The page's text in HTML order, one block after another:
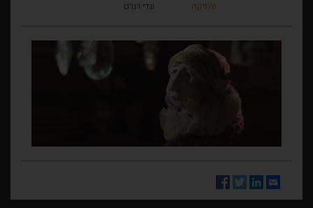
מוזיקה עדי רנרט
Email
LinkedIn
Twitter
Facebook